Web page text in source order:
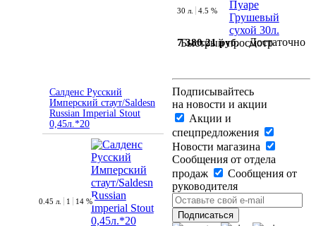
Быстрый просмотр
30 л. 4.5 %
7 380.21 руб. Достаточно
Салденс Русский
Имперский стаут/Saldesn
Russian Imperial Stout
0,45л.*20
0.45 л. 1 14 %
Подписывайтесь
на новости и акции
Акции и
спецпредложения
Новости магазина
Сообщения от отдела
продаж
Сообщения от
руководителя